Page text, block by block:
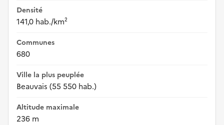
Densité
141,0 hab./km²
Communes
680
Ville la plus peuplée
Beauvais (55 550 hab.)
Altitude maximale
236 m